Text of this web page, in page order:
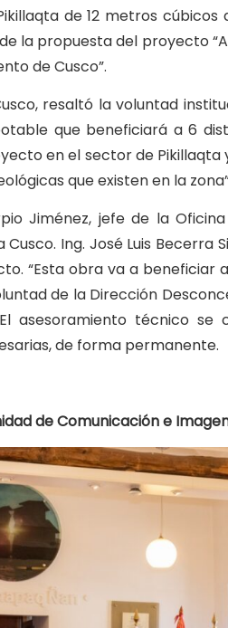
de 12 metros
la propuesta del proyecto
de Cusco”.
resaltó la voluntad
que beneficiará a 6
en el sector de
que existen en la
Jiménez, jefe de la Oficina
Ing. José Luis
“Esta obra va a beneficiar
de la Dirección
asesoramiento técnico
de forma permanente.
de Comunicación e